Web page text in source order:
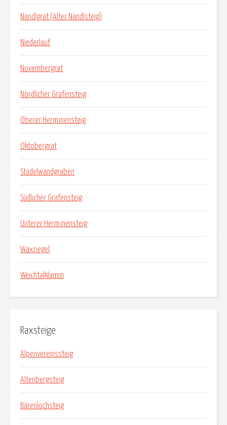
Nandlgrat (Alter Nandlsteig)
Niederlauf
Novembergrat
Nördlicher Grafensteig
Oberer Herminensteig
Oktobergrat
Stadelwandgraben
Südlicher Grafensteig
Unterer Herminensteig
Waxriegel
Weichtalklamm
Raxsteige
Alpenvereinssteig
Altenbergsteig
Bärenlochsteig